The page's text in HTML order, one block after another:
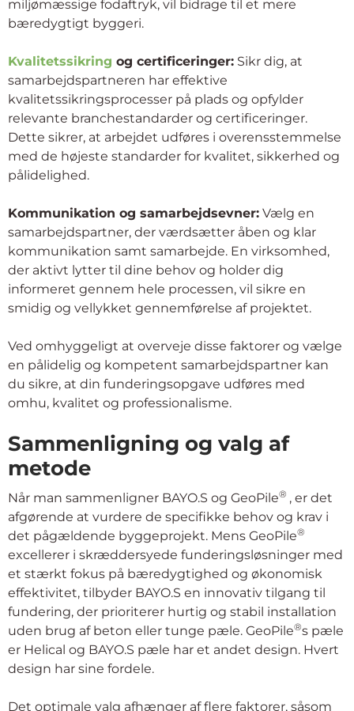
miljømæssige fodaftryk, vil bidrage til et mere
bæredygtigt byggeri.
Kvalitetssikring og certificeringer: Sikr dig, at
samarbejdspartneren har effektive
kvalitetssikringsprocesser på plads og opfylder
relevante branchestandarder og certificeringer.
Dette sikrer, at arbejdet udføres i overensstemmelse
med de højeste standarder for kvalitet, sikkerhed og
pålidelighed.
Kommunikation og samarbejdsevner: Vælg en
samarbejdspartner, der værdsætter åben og klar
kommunikation samt samarbejde. En virksomhed,
der aktivt lytter til dine behov og holder dig
informeret gennem hele processen, vil sikre en
smidig og vellykket gennemførelse af projektet.
Ved omhyggeligt at overveje disse faktorer og vælge
en pålidelig og kompetent samarbejdspartner kan
du sikre, at din funderingsopgave udføres med
omhu, kvalitet og professionalisme.
Sammenligning og valg af
metode
Når man sammenligner BAYO.S og GeoPile® , er det
afgørende at vurdere de specifikke behov og krav i
det pågældende byggeprojekt. Mens GeoPile®
excellerer i skræddersyede funderingsløsninger med
et stærkt fokus på bæredygtighed og økonomisk
effektivitet, tilbyder BAYO.S en innovativ tilgang til
fundering, der prioriterer hurtig og stabil installation
uden brug af beton eller tunge pæle. GeoPile®s pæle
er Helical og BAYO.S pæle har et andet design. Hvert
design har sine fordele.
Det optimale valg afhænger af flere faktorer, såsom